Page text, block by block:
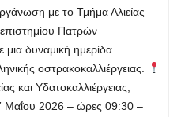
με το Τμήμα Αλιείας
Πατρών
δυναμική ημερίδα
οστρακοκαλλιέργειας.
και Υδατοκαλλιέργειας,
Μαΐου 2026 – ώρες 09:30 –